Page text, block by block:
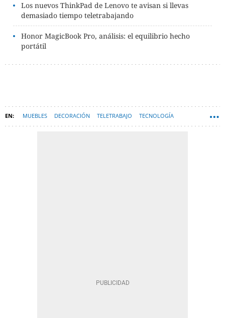
Los nuevos ThinkPad de Lenovo te avisan si llevas
demasiado tiempo teletrabajando
Honor MagicBook Pro, análisis: el equilibrio hecho
portátil
MUEBLES DECORACIÓN TELETRABAJO TECNOLOGÍA